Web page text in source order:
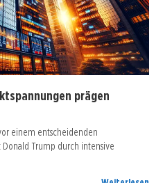
prägen
einem entscheidenden
Trump durch intensive